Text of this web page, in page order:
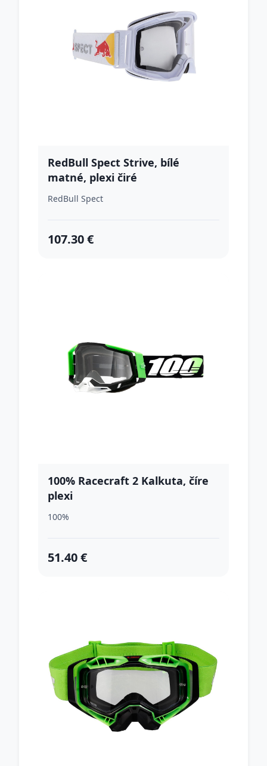
RedBull Spect Strive, bílé
matné, plexi čiré
RedBull Spect
107.30 €
100% Racecraft 2 Kalkuta, číre
plexi
100%
51.40 €